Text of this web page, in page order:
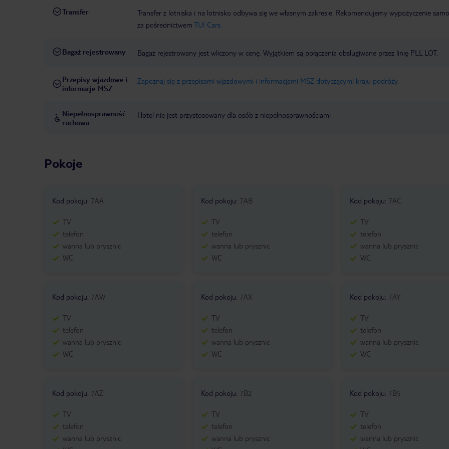
Transfer
Transfer z lotniska i na lotnisko odbywa się we własnym zakresie. Rekomendujemy wypożyczenie
za pośrednictwem TUI Cars.
Bagaż rejestrowany Bagaż rejestrowany jest wliczony w cenę. Wyjątkiem są połączenia obsługiwane przez linię PLL LOT.
Przepisy wjazdowe i
informacje MSZ
Zapoznaj się z przepisami wjazdowymi i informacjami MSZ dotyczącymi kraju podróży.
Niepełnosprawność
ruchowa
Hotel nie jest przystosowany dla osób z niepełnosprawnościami
Pokoje
Kod pokoju: 7AA
TV
telefon
wanna lub prysznic
WC
Kod pokoju: 7AB
TV
telefon
wanna lub prysznic
WC
Kod pokoju: 7AC
TV
telefon
wanna lub prysznic
WC
Kod pokoju: 7AW
TV
telefon
wanna lub prysznic
WC
Kod pokoju: 7AX
TV
telefon
wanna lub prysznic
WC
Kod pokoju: 7AY
TV
telefon
wanna lub prysznic
WC
Kod pokoju: 7AZ
TV
telefon
wanna lub prysznic
Kod pokoju: 7B2
TV
telefon
wanna lub prysznic
Kod pokoju: 7B5
TV
telefon
wanna lub prysznic